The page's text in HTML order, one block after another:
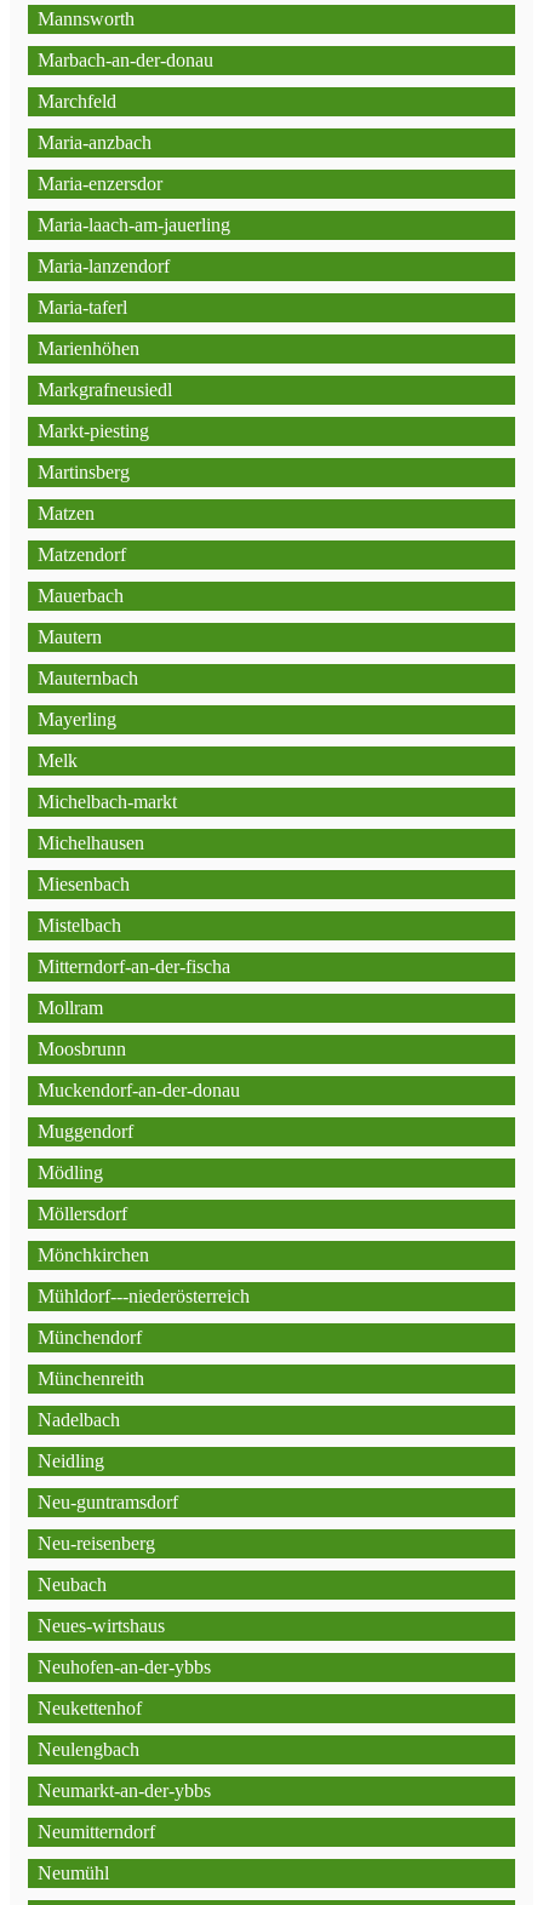
Mannsworth
Marbach-an-der-donau
Marchfeld
Maria-anzbach
Maria-enzersdor
Maria-laach-am-jauerling
Maria-lanzendorf
Maria-taferl
Marienhöhen
Markgrafneusiedl
Markt-piesting
Martinsberg
Matzen
Matzendorf
Mauerbach
Mautern
Mauternbach
Mayerling
Melk
Michelbach-markt
Michelhausen
Miesenbach
Mistelbach
Mitterndorf-an-der-fischa
Mollram
Moosbrunn
Muckendorf-an-der-donau
Muggendorf
Mödling
Möllersdorf
Mönchkirchen
Mühldorf---niederösterreich
Münchendorf
Münchenreith
Nadelbach
Neidling
Neu-guntramsdorf
Neu-reisenberg
Neubach
Neues-wirtshaus
Neuhofen-an-der-ybbs
Neukettenhof
Neulengbach
Neumarkt-an-der-ybbs
Neumitterndorf
Neumühl